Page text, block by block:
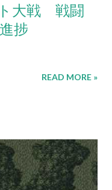
大戦 戦闘
捗
READ MORE »